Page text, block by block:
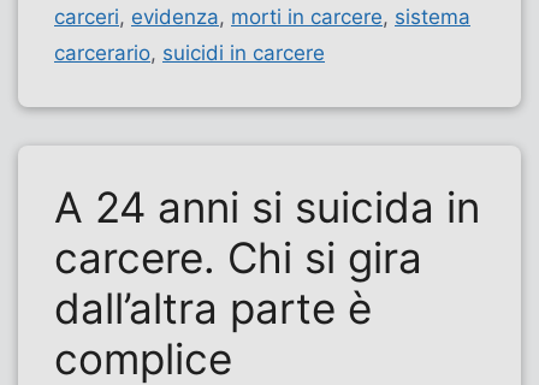
carceri, evidenza, morti in carcere, sistema
carcerario, suicidi in carcere
A 24 anni si suicida in
carcere. Chi si gira
dall’altra parte è
complice